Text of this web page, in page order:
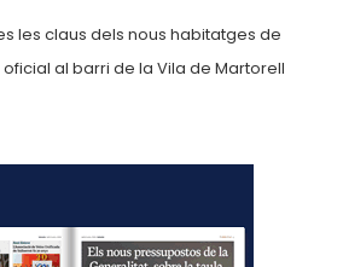
les claus dels nous habitatges de
al barri de la Vila de Martorell